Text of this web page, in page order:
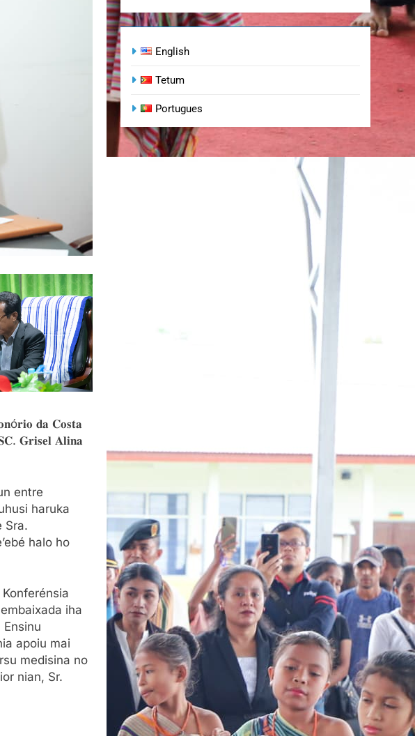
𝐝𝐚 𝐂𝐨𝐬𝐭𝐚
𝐆𝐫𝐢𝐬𝐞𝐥 𝐀𝐥𝐢𝐧𝐚
entre
haruka
Sra.
halo ho
iha
apoiu mai
medisina no
nian, Sr.
English
Tetum
Portugues